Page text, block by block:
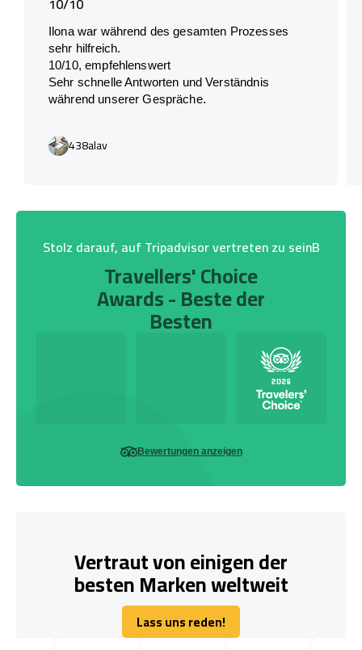
Ilona war während des gesamten Prozesses
sehr hilfreich.
10/10, empfehlenswert
Sehr schnelle Antworten und Verständnis
während unserer Gespräche.
438alav
Stolz darauf, auf Tripadvisor vertreten zu seinB
Travellers' Choice
Awards - Beste der
Besten
Bewertungen anzeigen
Vertraut von einigen der
besten Marken weltweit
Lass uns reden!
Lass uns reden!